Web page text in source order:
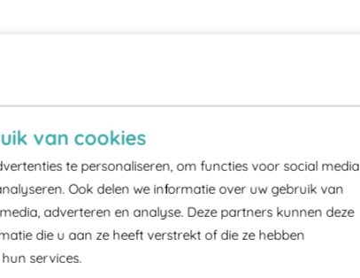
van cookies
te personaliseren, om functies voor social media
Ook delen we informatie over uw gebruik van
adverteren en analyse. Deze partners kunnen deze
die u aan ze heeft verstrekt of die ze hebben
services.